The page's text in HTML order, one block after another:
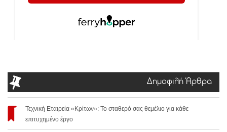
Δημοφιλή Άρθρα
Τεχνική Εταιρεία «Κρίτων»: Το σταθερό σας θεμέλιο για κάθε
επιτυχημένο έργο